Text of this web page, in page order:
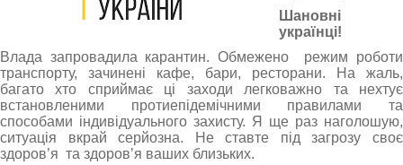
Шановні
українці!
Влада запровадила карантин. Обмежено режим роботи
транспорту, зачинені кафе, бари, ресторани. На жаль,
багато хто сприймає ці заходи легковажно та нехтує
встановленими протиепідемічними правилами та
способами індивідуального захисту. Я ще раз наголошую,
ситуація вкрай серйозна. Не ставте під загрозу своє
здоров’я та здоров’я ваших близьких.